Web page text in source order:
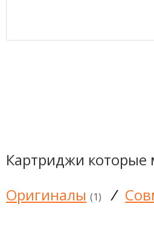
Картриджи которые
Оригиналы (1) /